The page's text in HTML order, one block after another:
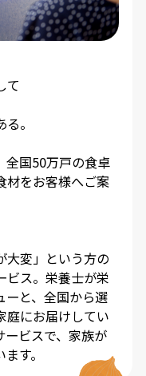
て
。
全国50万戸の食卓
材をお客様へご案
大変」という方の
ビス。栄養士が栄
ーと、全国から選
庭にお届けしてい
ービスで、家族が
す。